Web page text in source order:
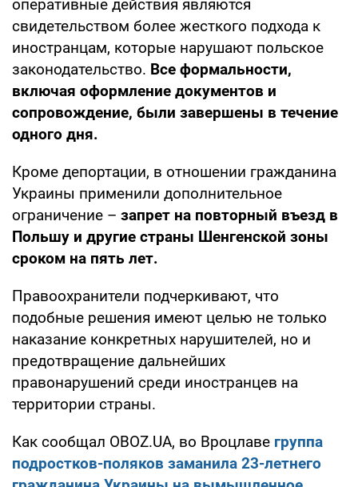
оперативные действия являются
свидетельством более жесткого подхода к
иностранцам, которые нарушают польское
законодательство. Все формальности,
включая оформление документов и
сопровождение, были завершены в течение
одного дня.
Кроме депортации, в отношении гражданина
Украины применили дополнительное
ограничение – запрет на повторный въезд в
Польшу и другие страны Шенгенской зоны
сроком на пять лет.
Правоохранители подчеркивают, что
подобные решения имеют целью не только
наказание конкретных нарушителей, но и
предотвращение дальнейших
правонарушений среди иностранцев на
территории страны.
Как сообщал OBOZ.UA, во Вроцлаве группа
подростков-поляков заманила 23-летнего